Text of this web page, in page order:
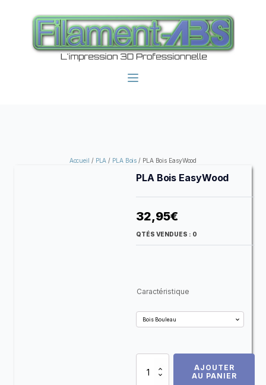
Accueil / PLA / PLA Bois / PLA Bois EasyWood
PLA Bois EasyWood
32,95€
QTÉS VENDUES : 0
Caractéristique
AJOUTER
AU PANIER
Alternative: